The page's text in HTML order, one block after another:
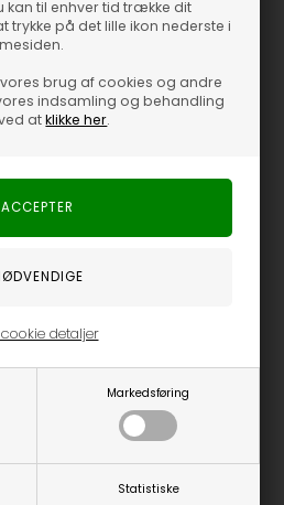
kan til enhver tid trække dit
trykke på det lille ikon nederste i
brug af cookies og andre
indsamling og behandling
atklikke her.
Markedsføring
Statistiske
detaljer
Ramla Kurv M - Rund - Nature